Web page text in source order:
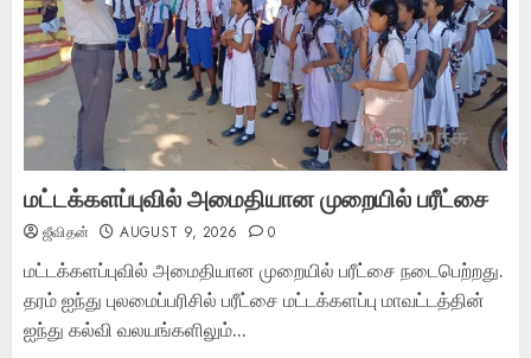
மட்டக்களப்புவில் அமைதியான முறையில் பரீட்சை
ஜீவிதன் AUGUST 9, 2026 0
மட்டக்களப்புவில் அமைதியான முறையில் பரீட்சை நடைபெற்றது.
தரம் ஐந்து புலமைப்பரிசில் பரீட்சை மட்டக்களப்பு மாவட்டத்தின்
ஐந்து கல்வி வலயங்களிலும்...